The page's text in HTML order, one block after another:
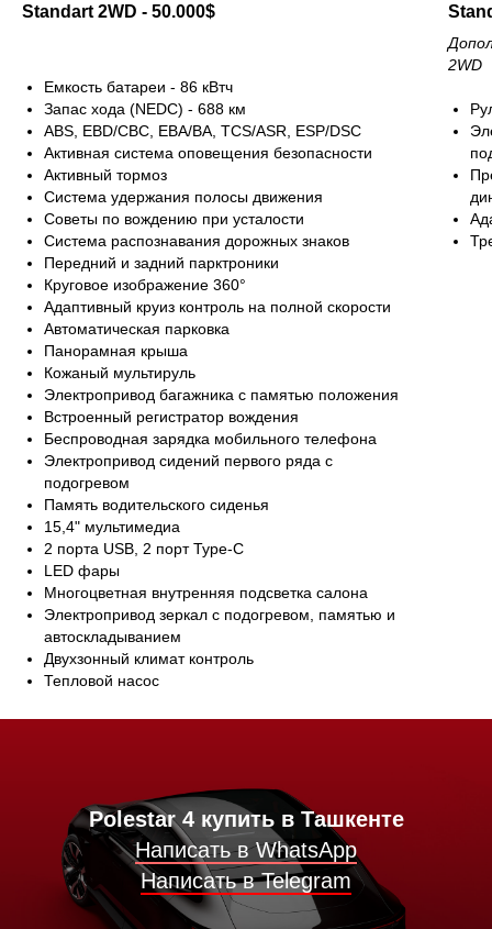
Standart 2WD - 50.000$
Емкость батареи - 86 кВтч
Запас хода (NEDC) - 688 км
ABS, EBD/CBC, EBA/BA, TCS/ASR, ESP/DSC
Активная система оповещения безопасности
Активный тормоз
Система удержания полосы движения
Советы по вождению при усталости
Система распознавания дорожных знаков
Передний и задний парктроники
Круговое изображение 360°
Адаптивный круиз контроль на полной скорости
Автоматическая парковка
Панорамная крыша
Кожаный мультируль
Электропривод багажника с памятью положения
Встроенный регистратор вождения
Беспроводная зарядка мобильного телефона
Электропривод сидений первого ряда с
подогревом
Память водительского сиденья
15,4" мультимедиа
2 порта USB, 2 порт Type-C
LED фары
Многоцветная внутренняя подсветка салона
Электропривод зеркал с подогревом, памятью и
автоскладыванием
Двухзонный климат контроль
Тепловой насос
2WD
Polestar 4 купить в Ташкенте
Написать в WhatsApp
Написать в Telegram